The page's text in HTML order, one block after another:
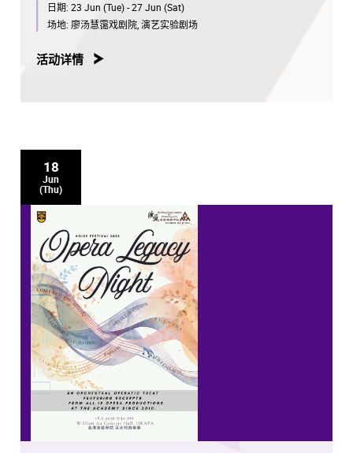
日期: 23 Jun (Tue) - 27 Jun (Sat)
场地: 廖汤慧霭戏剧院, 演艺实验剧场
活动详情
18
Jun
(Thu)